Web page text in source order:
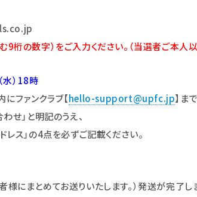
の数字）をご入力ください。（当選者ご本人以
）18時
ファンクラブ【hello-support@upfc.jp】ま
せ」と明記のうえ、
レス」の4点を必ずご記載ください。
にまとめてお送りいたします。）発送が完了し